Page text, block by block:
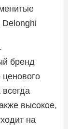
Delonghi
бренд
ценового
всегда
высокое,
на